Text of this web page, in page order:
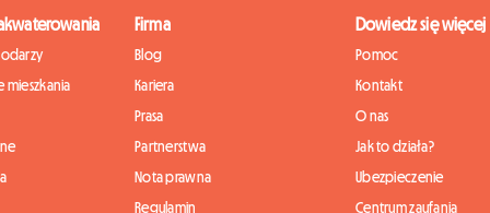
mieszkania
Firma
Blog
Kariera
Prasa
Partnerstwa
Nota prawna
Regulamin
Dowiedz się więcej
Pomoc
Kontakt
O nas
Jak to działa?
Ubezpieczenie
Centrum zaufania